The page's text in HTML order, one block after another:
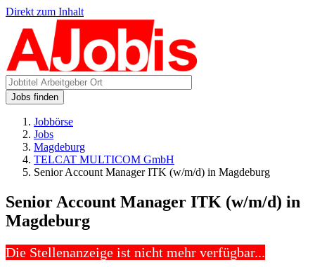
Direkt zum Inhalt
Jobs finden
Jobbörse
Jobs
Magdeburg
TELCAT MULTICOM GmbH
Senior Account Manager ITK (w/m/d) in Magdeburg
Senior Account Manager ITK (w/m/d) in
Magdeburg
Die Stellenanzeige ist nicht mehr verfügbar...